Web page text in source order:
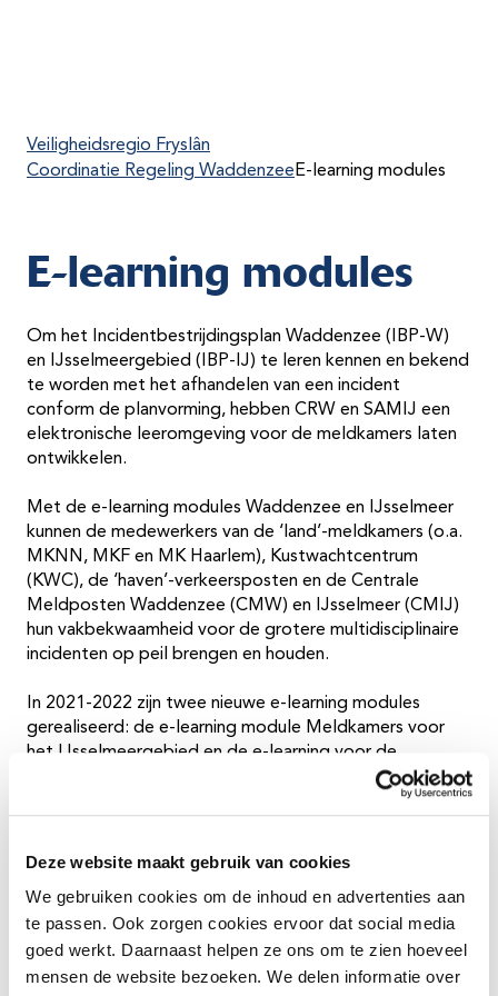
Deze website maakt gebruik van cookies
We gebruiken cookies om de inhoud en advertenties aan
te passen. Ook zorgen cookies ervoor dat social media
goed werkt. Daarnaast helpen ze ons om te zien hoeveel
mensen de website bezoeken. We delen informatie over
Veiligheidsregio Fryslân
Coordinatie Regeling Waddenzee E-learning modules
E-learning modules
Om het Incidentbestrijdingsplan Waddenzee (IBP-W)
en IJsselmeergebied (IBP-IJ) te leren kennen en bekend
te worden met het afhandelen van een incident
conform de planvorming, hebben CRW en SAMIJ een
elektronische leeromgeving voor de meldkamers laten
ontwikkelen.
Met de e-learning modules Waddenzee en IJsselmeer
kunnen de medewerkers van de ‘land’-meldkamers (o.a.
MKNN, MKF en MK Haarlem), Kustwachtcentrum
(KWC), de ‘haven’-verkeersposten en de Centrale
Meldposten Waddenzee (CMW) en IJsselmeer (CMIJ)
hun vakbekwaamheid voor de grotere multidisciplinaire
incidenten op peil brengen en houden.
In 2021-2022 zijn twee nieuwe e-learning modules
gerealiseerd: de e-learning module Meldkamers voor
het IJsselmeergebied en de e-learning voor de
Waddenzee. Ze zijn tevens geschikt voor CoPI-leden.
Het doorlopen van een e-learning module duurt 30-45
LET OP: klik op ‘Inloggen als gast’ om de module te
starten. Voor het inloggen is een wachtwoord nodig. Dit
kan worden aangevraagd door een mail te sturen aan
crw@vrfryslan.nlmet als onderwerp: Wachtwoord e-
learning modules.